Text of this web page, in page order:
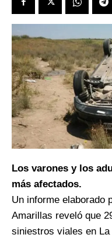
Los varones y los
más afectados.
Un informe elaborado
Amarillas reveló que
siniestros viales en